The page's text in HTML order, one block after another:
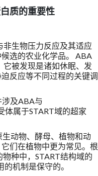
质的重要性
生物压力反应及其适应
选的农业化学品。 ABA
被发现是诸如休眠、发
反应等不同过程的关键调
及ABA与
体属于START域的超家
动物、酵母、植物和动
们在植物中更为常见。根
种中，START结构域的
机制是保守的。